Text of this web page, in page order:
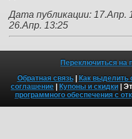
Дата публикации: 17.Апр.
26.Апр. 13:25
Переключиться на
Обратная связь| Как выделить
соглашение | Купоны и скидки |
программного обеспечения с